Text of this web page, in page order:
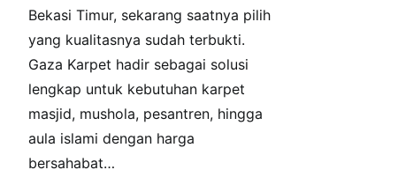
Bekasi Timur, sekarang saatnya pilih
yang kualitasnya sudah terbukti.
Gaza Karpet hadir sebagai solusi
lengkap untuk kebutuhan karpet
masjid, mushola, pesantren, hingga
aula islami dengan harga
bersahabat…